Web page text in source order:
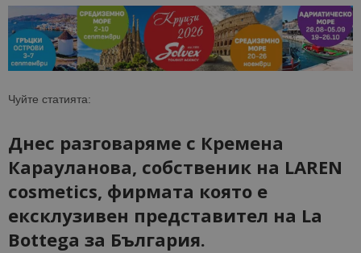
Чуйте статията:
Днес разговаряме с Кремена
Карауланова, собственик на LAREN
cosmetics, фирмата която е
ексклузивен представител на La
Bottega за България.